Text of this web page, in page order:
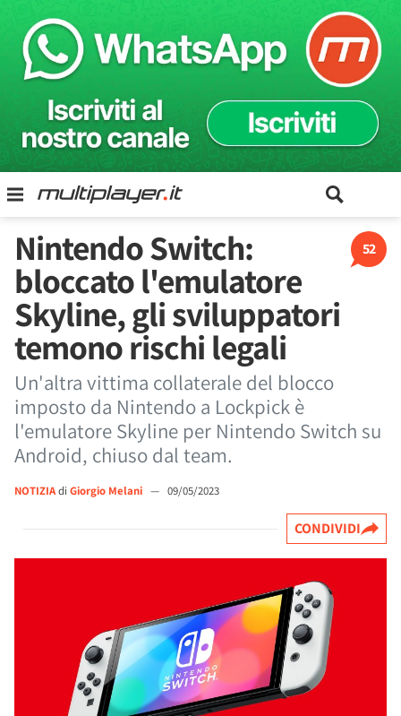
52
Nintendo Switch:
bloccato l'emulatore
Skyline, gli sviluppatori
temono rischi legali
Un'altra vittima collaterale del blocco
imposto da Nintendo a Lockpick è
l'emulatore Skyline per Nintendo Switch su
Android, chiuso dal team.
NOTIZIAdi Giorgio Melani — 09/05/2023
CONDIVIDI